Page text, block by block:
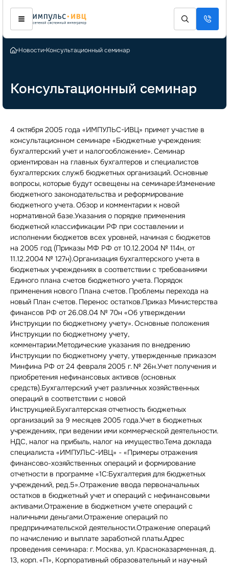
Новости Консультационный семинар
Консультационный семинар
4 октября 2005 года «ИМПУЛЬС-ИВЦ» примет участие в
консультационном семинаре «Бюджетные учреждения:
бухгалтерский учет и налогообложение». Семинар
ориентирован на главных бухгалтеров и специалистов
бухгалтерских служб бюджетных организаций. Основные
вопросы, которые будут освещены на семинаре:Изменение
бюджетного законодательства и реформирование
бюджетного учета. Обзор и комментарии к новой
нормативной базе.Указания о порядке применения
бюджетной классификации РФ при составлении и
исполнении бюджетов всех уровней, начиная с бюджетов
на 2005 год (Приказы МФ РФ от 10.12.2004 № 114н, от
11.12.2004 № 127н).Организация бухгалтерского учета в
бюджетных учреждениях в соответствии с требованиями
Единого плана счетов бюджетного учета. Порядок
применения нового Плана счетов. Проблемы перехода на
новый План счетов. Перенос остатков.Приказ Министерства
финансов РФ от 26.08.04 № 70н «Об утверждении
Инструкции по бюджетному учету». Основные положения
Инструкции по бюджетному учету,
комментарии.Методические указания по внедрению
Инструкции по бюджетному учету, утвержденные приказом
Минфина РФ от 24 февраля 2005 г. № 26н.Учет получения и
приобретения нефинансовых активов (основных
средств).Бухгалтерский учет различных хозяйственных
операций в соответствии с новой
Инструкцией.Бухгалтерская отчетность бюджетных
организаций за 9 месяцев 2005 года.Учет в бюджетных
учреждениях, при ведении ими коммерческой деятельности.
НДС, налог на прибыль, налог на имущество.Тема доклада
специалиста «ИМПУЛЬС-ИВЦ» - «Примеры отражения
финансово-хозяйственных операций и формирование
отчетности в программе «1С:Бухгалтерия для бюджетных
учреждений, ред.5».Отражение ввода первоначальных
остатков в бюджетный учет и операций с нефинансовыми
активами.Отражение в бюджетном учете операций с
наличными деньгами.Отражение операций по
предпринимательской деятельности.Отражение операций
по начислению и выплате заработной платы.Адрес
проведения семинара: г. Москва, ул. Красноказарменная, д.
13, корп. «П», Корпоративный образовательный и научный